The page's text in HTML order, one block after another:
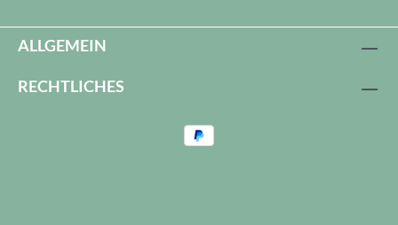
ALLGEMEIN
RECHTLICHES